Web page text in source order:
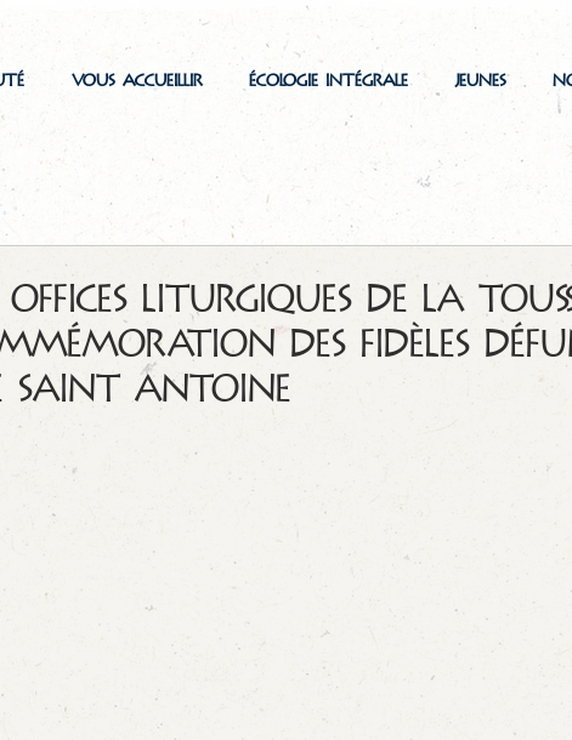
VOUS ACCUEILLIR ÉCOLOGIE INTÉGRALE JEUNES
Offices liturgiques de la
des fidèles
Saint Antoine